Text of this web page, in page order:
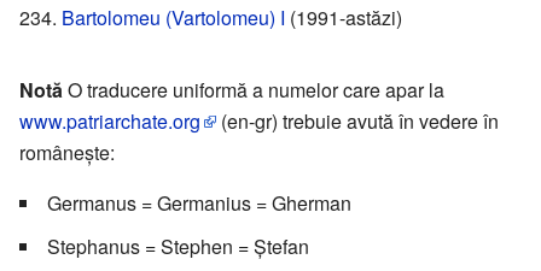
Bartolomeu (Vartolomeu) I (1991-astăzi)
Notă O traducere uniformă a numelor care apar la
www.patriarchate.org
(en-gr) trebuie avută în vedere în
românește:
Germanus = Germanius = Gherman
Stephanus = Stephen = Ștefan